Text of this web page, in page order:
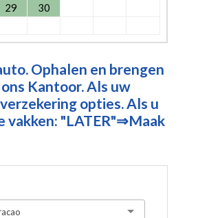
29 30
Ophalen en brengen
Kantoor. Als uw
opties. Als u
vakken: "LATER"⇒Maak